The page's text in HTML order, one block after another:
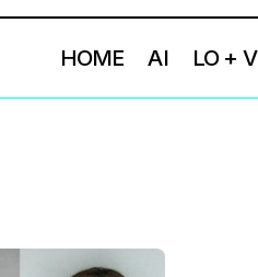
HOME AI LO +